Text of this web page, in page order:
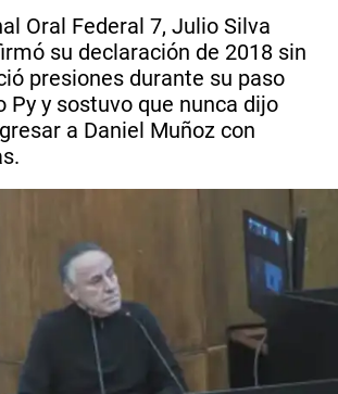
Oral Federal 7, Julio Silva
su declaración de 2018 sin
presiones durante su paso
Py y sostuvo que nunca dijo
a Daniel Muñoz con